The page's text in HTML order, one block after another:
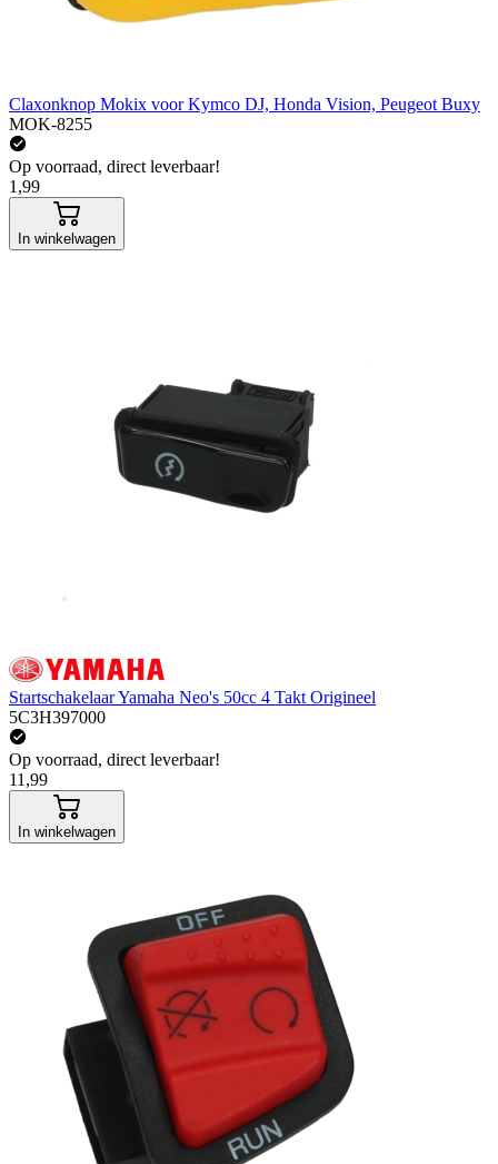
Claxonknop Mokix voor Kymco DJ, Honda Vision, Peugeot Buxy
MOK-8255
Op voorraad, direct leverbaar!
1,99
In winkelwagen
Startschakelaar Yamaha Neo's 50cc 4 Takt Origineel
5C3H397000
Op voorraad, direct leverbaar!
11,99
In winkelwagen